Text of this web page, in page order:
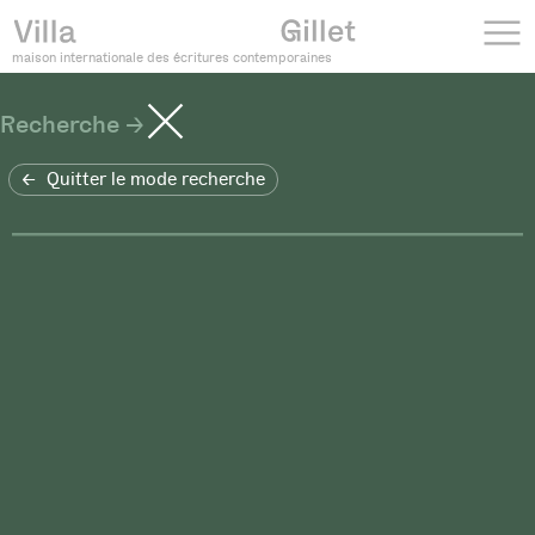
maison internationale des écritures contemporaines
Recherche
Quitter le mode recherche